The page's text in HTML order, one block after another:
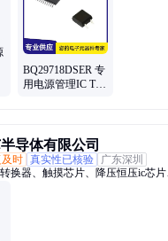
BQ29718DSER 专
用电源管理IC TI
导体有限公司
及时 真实性已核验
广东深圳
换器、触摸芯片、降压恒压ic芯片
制器、降压芯片、电源芯片、降
成型电源模块、陶瓷电源模块、